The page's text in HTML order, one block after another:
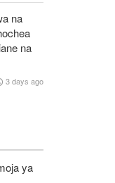
na
na
3 days ago
ya